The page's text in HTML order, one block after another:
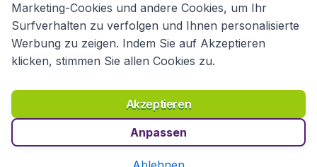
Richtlinien und Bedingungen
Haftungsausschluss
Datenschutzerklärung
Cookies Copyright © 2026
Marketing-Cookies und andere Cookies, um Ihr
Surfverhalten zu verfolgen und Ihnen personalisierte
Werbung zu zeigen. Indem Sie auf Akzeptieren
klicken, stimmen Sie allen Cookies zu.
Akzeptieren
Anpassen